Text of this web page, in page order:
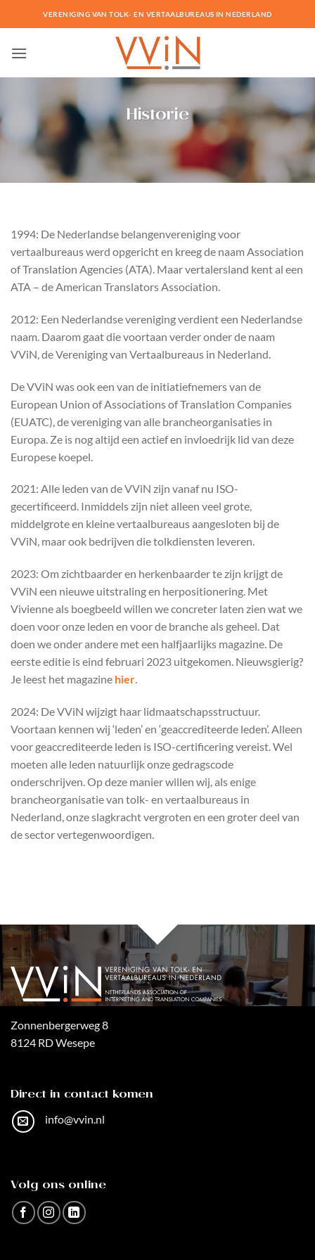
naar
VERENIGING VAN TOLK- EN VERTAALBUREAUS IN NEDERLAND
Historie
1994: De Nederlandse belangenvereniging voor
vertaalbureaus werd opgericht en kreeg de naam Association
of Translation Agencies (ATA). Maar vertalersland kent al een
ATA – de American Translators Association.
2012: Een Nederlandse vereniging verdient een Nederlandse
naam. Daarom gaat die voortaan verder onder de naam
VViN, de Vereniging van Vertaalbureaus in Nederland.
De VViN was ook een van de initiatiefnemers van de
European Union of Associations of Translation Companies
(EUATC), de vereniging van alle brancheorganisaties in
Europa. Ze is nog altijd een actief en invloedrijk lid van deze
Europese koepel.
2021: Alle leden van de VViN zijn vanaf nu ISO-
gecertificeerd. Inmiddels zijn niet alleen veel grote,
middelgrote en kleine vertaalbureaus aangesloten bij de
VViN, maar ook bedrijven die tolkdiensten leveren.
2023: Om zichtbaarder en herkenbaarder te zijn krijgt de
VViN een nieuwe uitstraling en herpositionering. Met
Vivienne als boegbeeld willen we concreter laten zien wat we
doen voor onze leden en voor de branche als geheel. Dat
doen we onder andere met een halfjaarlijks magazine. De
eerste editie is eind februari 2023 uitgekomen. Nieuwsgierig?
Je leest het magazine hier.
2024: De VViN wijzigt haar lidmaatschapsstructuur.
Voortaan kennen wij ‘leden’ en ‘geaccrediteerde leden’. Alleen
voor geaccrediteerde leden is ISO-certificering vereist. Wel
moeten alle leden natuurlijk onze gedragscode
onderschrijven. Op deze manier willen wij, als enige
brancheorganisatie van tolk- en vertaalbureaus in
Nederland, onze slagkracht vergroten en een groter deel van
de sector vertegenwoordigen.
Zonnenbergerweg 8
8124 RD Wesepe
Direct in contact komen
info@vvin.nl
Volg ons online